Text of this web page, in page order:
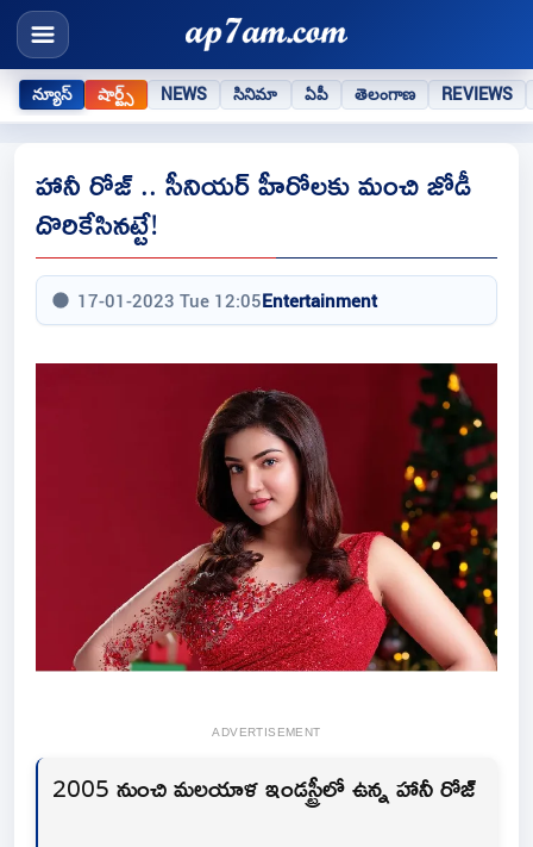
న్యూస్ షార్ట్స్ NEWS సినిమా ఏపీ తెలంగాణ REVIEWS
హానీ రోజ్ .. సీనియర్ హీరోలకు మంచి జోడీ
దొరికేసినట్టే!
17-01-2023 Tue 12:05Entertainment
ADVERTISEMENT
2005 నుంచి మలయాళ ఇండస్ట్రీలో ఉన్న హానీ రోజ్